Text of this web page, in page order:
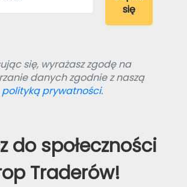
się, wyrażasz zgodę na
danych zgodnie z naszą
polityką prywatności.
do społeczności
Traderów!